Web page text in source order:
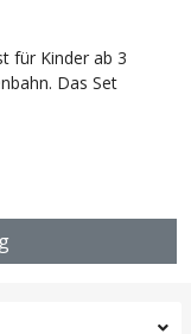
für Kinder ab 3
Das Set